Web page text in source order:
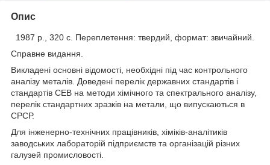
Опис
1987 р., 320 с. Переплетення: твердий, формат: звичайний.
Справне видання.
Викладені основні відомості, необхідні під час контрольного
аналізу металів. Доведені перелік державних стандартів і
стандартів СЕВ на методи хімічного та спектрального аналізу,
перелік стандартних зразків на метали, що випускаються в
СРСР.
Для інженерно-технічних працівників, хіміків-аналітиків
заводських лабораторій підприємств та організацій різних
галузей промисловості.